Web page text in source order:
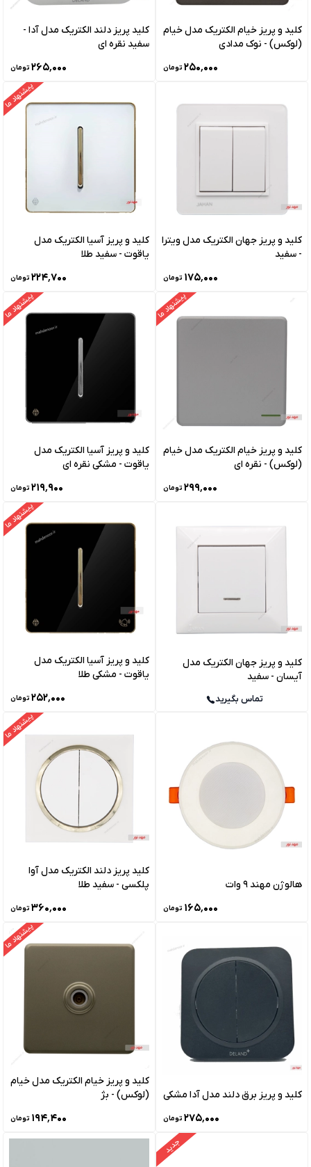
کلید و پریز خیام الکتریک مدل خیام
(لوکس) - نوک مدادی
۲۵۰٬۰۰۰ تومان
کلید پریز دلند الکتریک مدل آدا -
سفید نقره ای
۲۶۵٬۰۰۰ تومان
کلید و پریز جهان الکتریک مدل ویترا
- سفید
۱۷۵٬۰۰۰ تومان
پیشنهاد ما
کلید و پریز آسیا الکتریک مدل
یاقوت - سفید طلا
۲۲۴٬۷۰۰ تومان
پیشنهاد ما
کلید و پریز خیام الکتریک مدل خیام
(لوکس) - نقره ای
۲۹۹٬۰۰۰ تومان
پیشنهاد ما
کلید و پریز آسیا الکتریک مدل
یاقوت - مشکی نقره ای
۲۱۹٬۹۰۰ تومان
کلید و پریز جهان الکتریک مدل
آیسان - سفید
تماس بگیرید
پیشنهاد ما
کلید و پریز آسیا الکتریک مدل
یاقوت - مشکی طلا
۲۵۲٬۰۰۰ تومان
هالوژن مهند 9 وات
۱۶۵٬۰۰۰ تومان
پیشنهاد ما
کلید پریز دلند الکتریک مدل آوا
پلکسی - سفید طلا
۳۶۰٬۰۰۰ تومان
کلید و پریز برق دلند مدل آدا مشکی
۲۷۵٬۰۰۰ تومان
پیشنهاد ما
کلید و پریز خیام الکتریک مدل خیام
(لوکس) - بژ
۱۹۴٬۴۰۰ تومان
جدید